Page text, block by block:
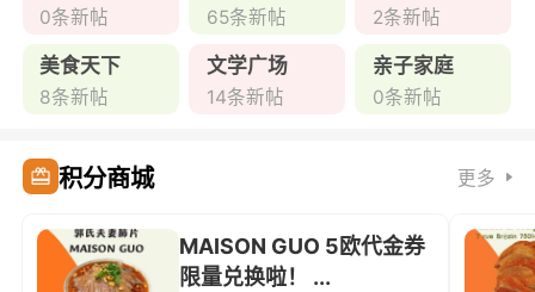
0条新帖 65条新帖 2条新帖
美食天下
8条新帖
文学广场
14条新帖
亲子家庭
0条新帖
积分商城 更多
MAISON GUO 5欧代金券
限量兑换啦！ ...